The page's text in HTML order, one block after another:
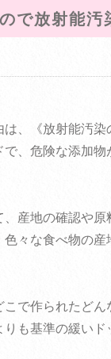
で放射能汚
、《放射能汚染
、危険な添加
産地の確認や
々な食べ物の産
で作られたど
も基準の緩いド